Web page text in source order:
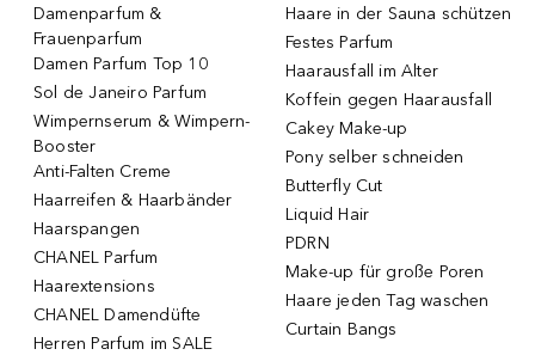
Damenparfum &
Frauenparfum
Damen Parfum Top 10
Sol de Janeiro Parfum
Wimpernserum & Wimpern-
Booster
Anti-Falten Creme
Haarreifen & Haarbänder
Haarspangen
CHANEL Parfum
Haarextensions
CHANEL Damendüfte
Herren Parfum im SALE
Haare in der Sauna schützen
Festes Parfum
Haarausfall im Alter
Koffein gegen Haarausfall
Cakey Make-up
Pony selber schneiden
Butterfly Cut
Liquid Hair
PDRN
Make-up für große Poren
Haare jeden Tag waschen
Curtain Bangs